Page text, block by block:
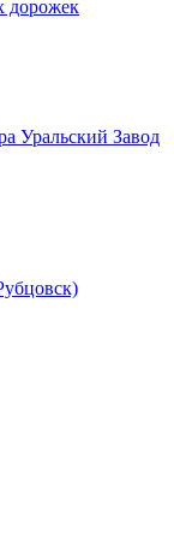
дорожек
Уральский Завод